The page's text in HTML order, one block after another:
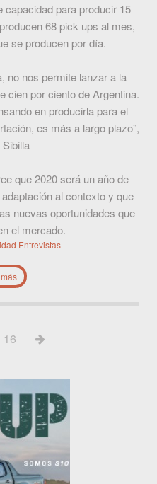
capacidad para producir 15
68 pick ups al mes,
se producen por día.
no nos permite lanzar a la
cien por ciento de Argentina.
en producirla para el
es más a largo plazo”,
que 2020 será un año de
al contexto y que
nuevas oportunidades que
el mercado.
Entrevistas
16